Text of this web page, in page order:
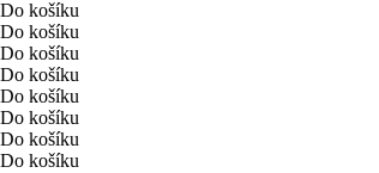
Do košíku
Do košíku
Do košíku
Do košíku
Do košíku
Do košíku
Do košíku
Do košíku